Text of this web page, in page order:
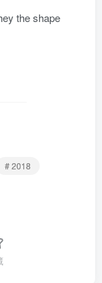
the shape
# 2018